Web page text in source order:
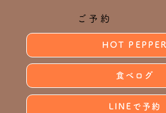
ご予約
HOT PEPPER
食べログ
LINEで予約